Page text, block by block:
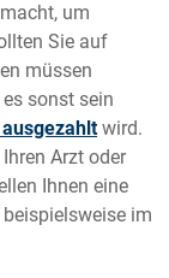
um
Sie auf
müssen
es sonst sein
wird.
Arzt oder
Ihnen eine
im